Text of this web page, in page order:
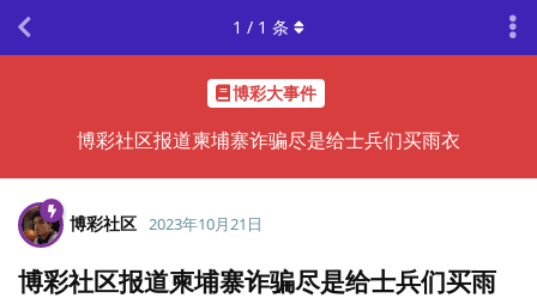
博彩大事件
博彩社区报道柬埔寨诈骗尽是给士兵们买雨衣
1 / 1 条
博彩社区 2023年10月21日
博彩社区报道柬埔寨诈骗尽是给士兵们买雨